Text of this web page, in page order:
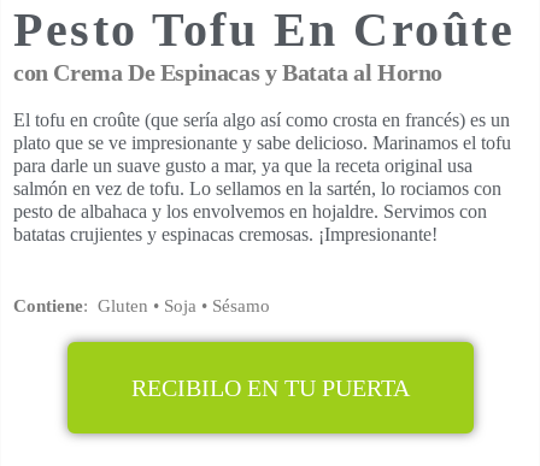
Pesto Tofu En Croûte
con Crema De Espinacas y Batata al Horno
El tofu en croûte (que sería algo así como crosta en francés) es un
plato que se ve impresionante y sabe delicioso. Marinamos el tofu
para darle un suave gusto a mar, ya que la receta original usa
salmón en vez de tofu. Lo sellamos en la sartén, lo rociamos con
pesto de albahaca y los envolvemos en hojaldre. Servimos con
batatas crujientes y espinacas cremosas. ¡Impresionante!
Contiene: Gluten • Soja • Sésamo
RECIBILO EN TU PUERTA